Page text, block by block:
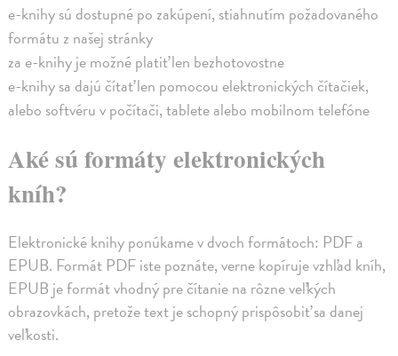
e-knihy sú dostupné po zakúpení, stiahnutím požadovaného
formátu z našej stránky
za e-knihy je možné platiť len bezhotovostne
e-knihy sa dajú čítať len pomocou elektronických čítačiek,
alebo softvéru v počítači, tablete alebo mobilnom telefóne
Aké sú formáty elektronických
kníh?
Elektronické knihy ponúkame v dvoch formátoch: PDF a
EPUB. Formát PDF iste poznáte, verne kopíruje vzhľad kníh,
EPUB je formát vhodný pre čítanie na rôzne veľkých
obrazovkách, pretože text je schopný prispôsobiť sa danej
veľkosti.